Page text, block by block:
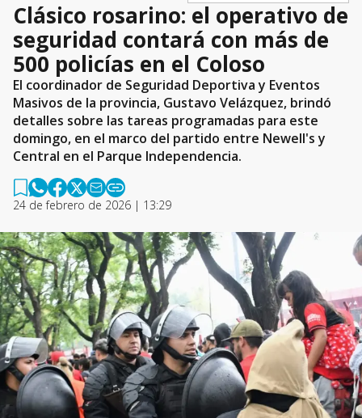
Clásico rosarino: el operativo de
seguridad contará con más de
500 policías en el Coloso
El coordinador de Seguridad Deportiva y Eventos
Masivos de la provincia, Gustavo Velázquez, brindó
detalles sobre las tareas programadas para este
domingo, en el marco del partido entre Newell's y
Central en el Parque Independencia.
24 de febrero de 2026 | 13:29